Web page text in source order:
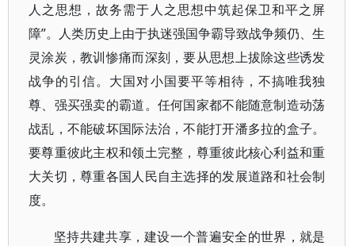
人之思想，故务需于人之思想中筑起保卫和平之屏
障”。人类历史上由于执迷强国争霸导致战争频仍、生
灵涂炭，教训惨痛而深刻，要从思想上拔除这些诱发
战争的引信。大国对小国要平等相待，不搞唯我独
尊、强买强卖的霸道。任何国家都不能随意制造动荡
战乱，不能破坏国际法治，不能打开潘多拉的盒子。
要尊重彼此主权和领土完整，尊重彼此核心利益和重
大关切，尊重各国人民自主选择的发展道路和社会制
度。
坚持共建共享，建设一个普遍安全的世界，就是